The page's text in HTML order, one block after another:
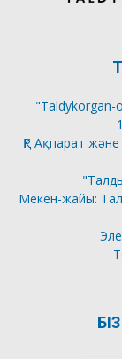
"Taldykorgan-
ҚР Ақпарат
Мекен-жайы: